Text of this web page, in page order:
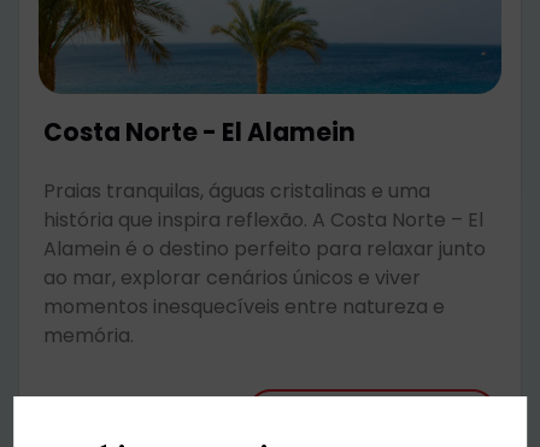
Costa Norte - El Alamein
Praias tranquilas, águas cristalinas e uma
história que inspira reflexão. A Costa Norte – El
Alamein é o destino perfeito para relaxar junto
ao mar, explorar cenários únicos e viver
momentos inesquecíveis entre natureza e
memória.
por pessoa